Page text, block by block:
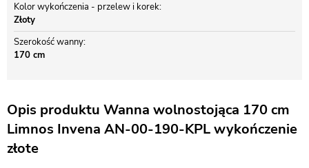
Kolor wykończenia - przelew i korek
Złoty
Szerokość wanny
170 cm
Opis produktu Wanna wolnostojąca 170 cm
Limnos Invena AN-00-190-KPL wykończenie
złote